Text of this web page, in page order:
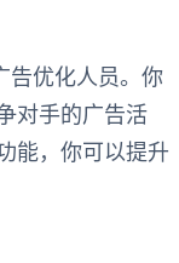
告优化人员。你
对手的广告活
能，你可以提升